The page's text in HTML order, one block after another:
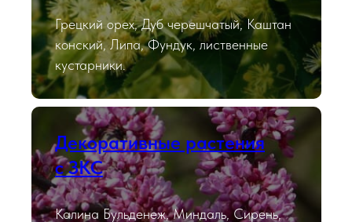
Грецкий орех, Дуб черешчатый, Каштан
конский, Липа, Фундук, лиственные
кустарники.
Декоративные растения
с ЗКС
Калина Бульденеж, Миндаль, Сирень,